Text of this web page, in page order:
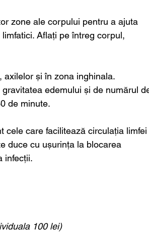
zone ale corpului pentru a ajuta
Aflați pe întreg corpul,
și în zona inghinala.
edemului și de numărul
de minute.
cele care facilitează circulația limfei
duce cu ușurința la blocarea
infecții.
100 lei)